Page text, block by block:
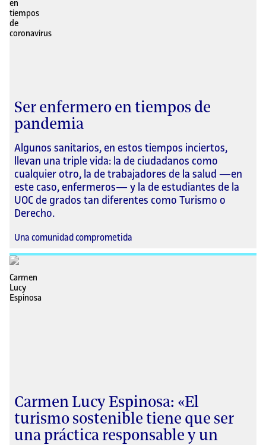
Ser enfermero en tiempos de
pandemia
Algunos sanitarios, en estos tiempos inciertos,
llevan una triple vida: la de ciudadanos como
cualquier otro, la de trabajadores de la salud —en
este caso, enfermeros— y la de estudiantes de la
UOC de grados tan diferentes como Turismo o
Derecho.
Una comunidad comprometida
Carmen Lucy Espinosa: «El
turismo sostenible tiene que ser
una práctica responsable y un